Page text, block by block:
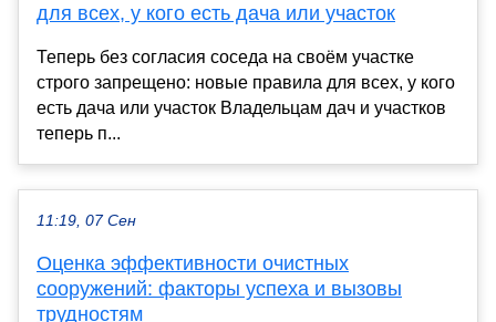
для всех, у кого есть дача или участок
Теперь без согласия соседа на своём участке
строго запрещено: новые правила для всех, у кого
есть дача или участок Владельцам дач и участков
теперь п...
11:19, 07 Сен
Оценка эффективности очистных
сооружений: факторы успеха и вызовы
трудностям